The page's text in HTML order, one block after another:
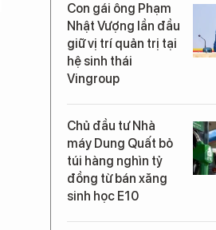
Con gái ông Phạm
Nhật Vượng lần đầu
giữ vị trí quản trị tại
hệ sinh thái
Vingroup
Chủ đầu tư Nhà
máy Dung Quất bỏ
túi hàng nghìn tỷ
đồng từ bán xăng
sinh học E10